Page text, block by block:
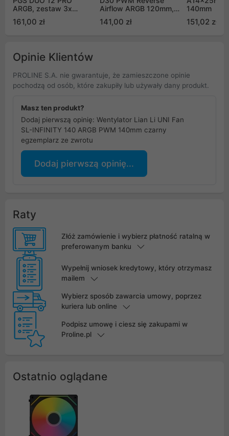
ARGB, zestaw 3x
161,00 zł
Airflow ARGB 120mm,
141,00 zł
140mm
151,02 zł
Opinie Klientów
PROLINE S.A. nie gwarantuje, że zamieszczone opinie
pochodzą od osób, które zakupiły lub używały dany produkt.
Masz ten produkt?
Dodaj pierwszą opinię: Wentylator Lian Li UNI Fan
SL-INFINITY 140 ARGB PWM 140mm czarny
egzemplarz ze zwrotu
Dodaj pierwszą opinię...
Raty
Złóż zamówienie i wybierz płatność ratalną w
preferowanym banku
Wypełnij wniosek kredytowy, który otrzymasz
mailem
Wybierz sposób zawarcia umowy, poprzez
kuriera lub online
Podpisz umowę i ciesz się zakupami w
Proline.pl
Ostatnio oglądane